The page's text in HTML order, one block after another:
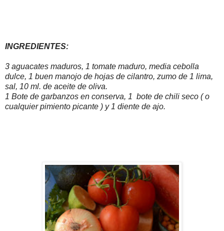
INGREDIENTES:
3 aguacates maduros, 1 tomate maduro, media cebolla
dulce, 1 buen manojo de hojas de cilantro, zumo de 1 lima,
sal, 10 ml. de aceite de oliva.
1 Bote de garbanzos en conserva, 1 bote de chili seco ( o
cualquier pimiento picante ) y 1 diente de ajo.